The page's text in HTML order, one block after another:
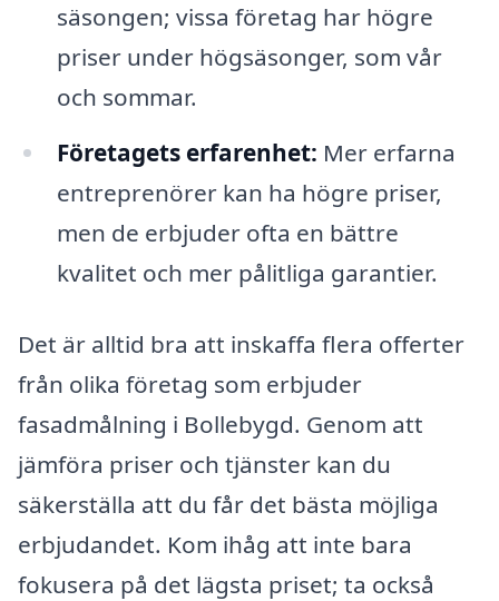
säsongen; vissa företag har högre
priser under högsäsonger, som vår
och sommar.
Företagets erfarenhet: Mer erfarna
entreprenörer kan ha högre priser,
men de erbjuder ofta en bättre
kvalitet och mer pålitliga garantier.
Det är alltid bra att inskaffa flera offerter
från olika företag som erbjuder
fasadmålning i Bollebygd. Genom att
jämföra priser och tjänster kan du
säkerställa att du får det bästa möjliga
erbjudandet. Kom ihåg att inte bara
fokusera på det lägsta priset; ta också